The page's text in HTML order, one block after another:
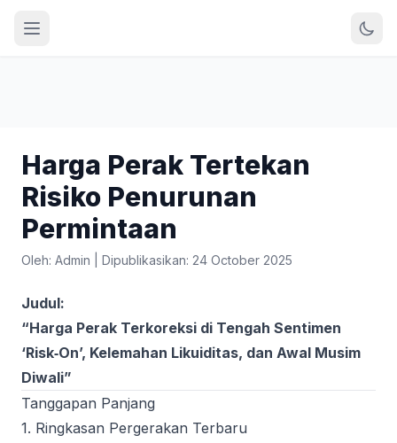
Harga Perak Tertekan
Risiko Penurunan
Permintaan
Oleh: Admin Dipublikasikan: 24 October 2025
Judul:
“Harga Perak Terkoreksi di Tengah Sentimen
‘Risk‑On’, Kelemahan Likuiditas, dan Awal Musim
Diwali”
Tanggapan Panjang
1. Ringkasan Pergerakan Terbaru